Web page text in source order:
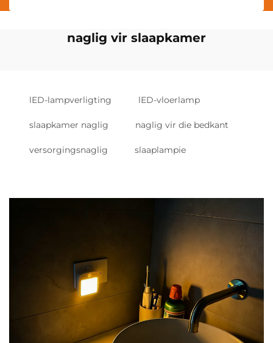
naglig vir slaapkamer
lED-lampverligting lED-vloerlamp
slaapkamer naglig naglig vir die bedkant
versorgingsnaglig slaaplampie